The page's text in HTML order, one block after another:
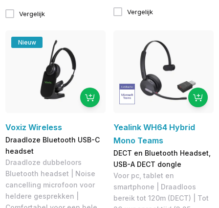
Vergelijk Vergelijk
Nieuw
Voxiz Wireless
Draadloze Bluetooth USB-C
headset
Draadloze dubbeloors
Bluetooth headset | Noise
cancelling microfoon voor
heldere gesprekken |
Yealink WH64 Hybrid
Mono Teams
DECT en Bluetooth Headset,
USB-A DECT dongle
Voor pc, tablet en
smartphone | Draadloos
bereik tot 120m (DECT) | Tot